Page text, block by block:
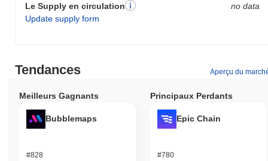
Le Supply en circulation
Update supply form
no data
Tendances Aperçu du
Meilleurs Gagnants
Bubblemaps
#828
Principaux Perdants
Epic Chain
#780